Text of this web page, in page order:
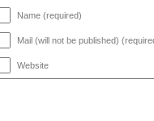
Name (required)
Mail (will not be published)
Website